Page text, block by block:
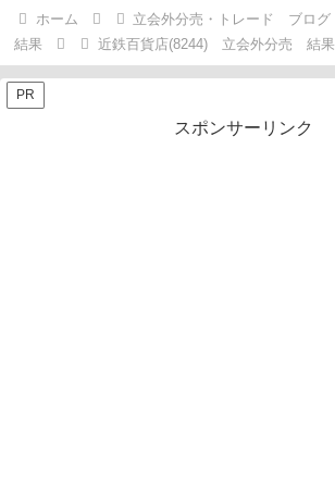
ホーム 立会外分売・トレード ブログ
結果
近鉄百貨店(8244) 立会外分売 結果
PR
スポンサーリンク